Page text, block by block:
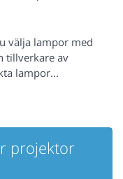
välja lampor med
tillverkare av
lampor...
projektor